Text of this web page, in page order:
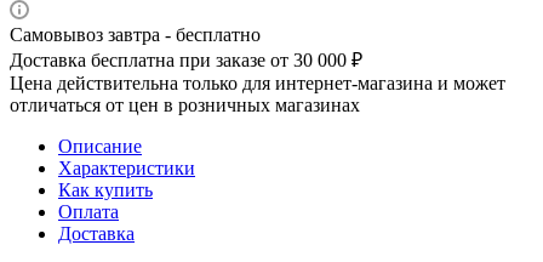
Самовывоз завтра - бесплатно
Доставка бесплатна при заказе от 30 000 ₽
Цена действительна только для интернет-магазина и может
отличаться от цен в розничных магазинах
Описание
Характеристики
Как купить
Оплата
Доставка